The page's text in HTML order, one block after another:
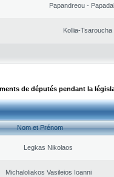
Papandreou -
Kollia-Tsaroucha
de députés pendant la
Nom et Prénom
Legkas Nikolaos
Michaloliakos Vasileios Ioanni